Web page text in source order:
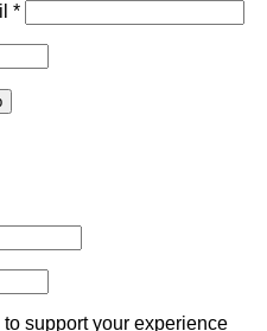
*
support your experience